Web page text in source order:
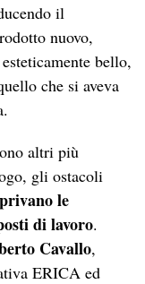
il
nuovo,
bello,
che si aveva
altri più
gli ostacoli
privano le
di lavoro.
Cavallo,
ERICA ed